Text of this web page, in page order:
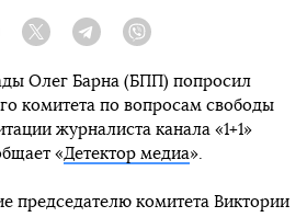
Facebook Twitter Telegram
Олег Барна (БПП) попросил
комитета по вопросам свободы
журналиста канала «1+1»
«Детектор медиа».
председателю комитета Виктории